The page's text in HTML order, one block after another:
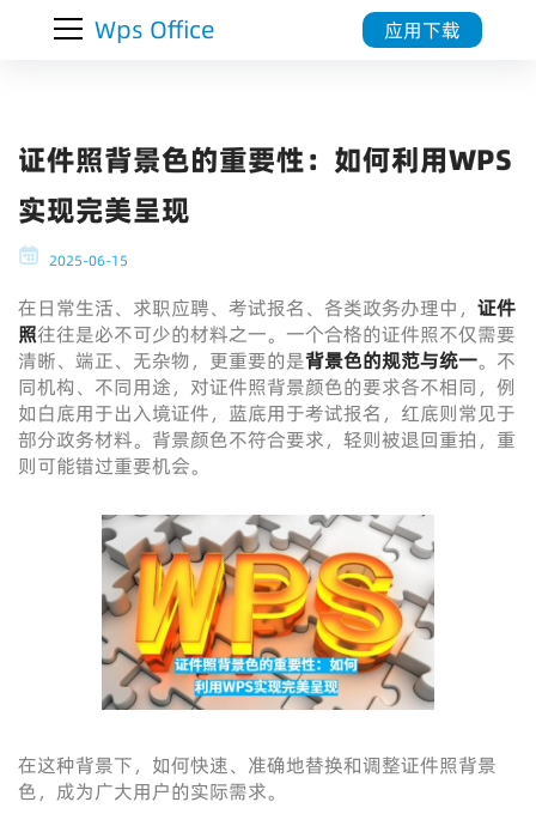
Wps Office 应用下载
证件照背景色的重要性：如何利用WPS
实现完美呈现
2025-06-15
在日常生活、求职应聘、考试报名、各类政务办理中， 证件
照往往是必不可少的材料之一。一个合格的证件照不仅需要
清晰、端正、无杂物，更重要的是背景色的规范与统一。不
同机构、不同用途，对证件照背景颜色的要求各不相同，例
如白底用于出入境证件，蓝底用于考试报名，红底则常见于
部分政务材料。背景颜色不符合要求，轻则被退回重拍，重
则可能错过重要机会。
在这种背景下，如何快速、准确地替换和调整证件照背景
色，成为广大用户的实际需求。